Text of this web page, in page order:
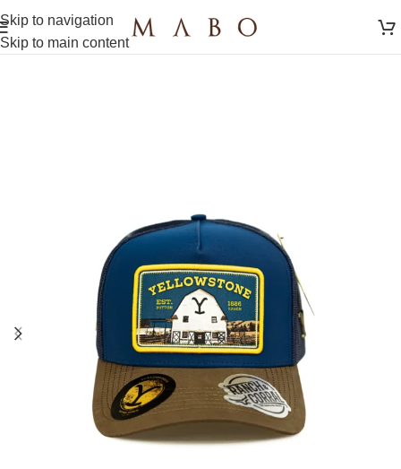
Skip to navigation
Skip to main content